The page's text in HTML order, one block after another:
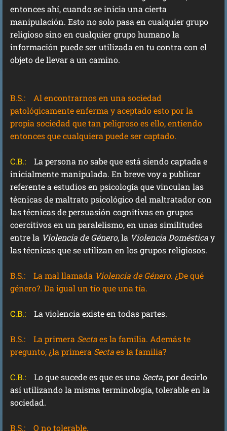
entonces ahí, cuando se inicia una cierta
manipulación. Esto no solo pasa en cualquier grupo
religioso sino en cualquier grupo humano la
información puede ser utilizada en tu contra con el
objeto de llevar a un camino.
B.S.:
Al encontrarnos en una sociedad
patológicamente enferma y aceptado esto por la
propia sociedad que tan peligroso es ello, entiendo
entonces que cualquiera puede ser captado.
C.B.:
La persona no sabe que está siendo captada e
inicialmente manipulada. En breve voy a publicar
referente a estudios en psicología que vinculan las
técnicas de maltrato psicológico del maltratador con
las técnicas de persuasión cognitivas en grupos
coercitivos en un paralelismo, en unas similitudes
entre la Violencia de Género, la Violencia Domésticay
las técnicas que se utilizan en los grupos religiosos.
B.S.: La mal llamada Violencia de Género. ¿De qué
género?. Da igual un tío que una tía.
C.B.: La violencia existe en todas partes.
B.S.: La primera Sectaes la familia. Además te
pregunto, ¿la primera Sectaes la familia?
C.B.: Lo que sucede es que es una Secta, por decirlo
así utilizando la misma terminología, tolerable en la
sociedad.
B.S.: O no tolerable.